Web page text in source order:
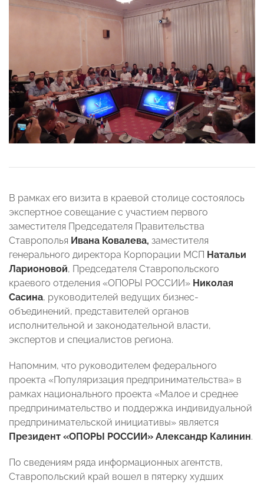
В рамках его визита в краевой столице состоялось
экспертное совещание с участием первого
заместителя Председателя Правительства
Ставрополья Ивана Ковалева, заместителя
генерального директора Корпорации МСП Натальи
Ларионовой, Председателя Ставропольского
краевого отделения «ОПОРЫ РОССИИ» Николая
Сасина, руководителей ведущих бизнес-
объединений, представителей органов
исполнительной и законодательной власти,
экспертов и специалистов региона.
Напомним, что руководителем федерального
проекта «Популяризация предпринимательства» в
рамках национального проекта «Малое и среднее
предпринимательство и поддержка индивидуальной
предпринимательской инициативы» является
Президент «ОПОРЫ РОССИИ» Александр Калинин.
По сведениям ряда информационных агентств,
Ставропольский край вошел в пятерку худших